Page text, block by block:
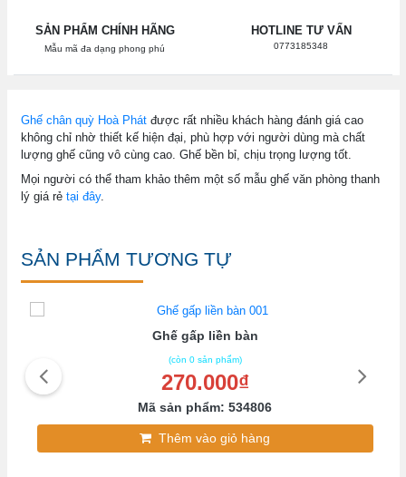
SẢN PHẨM CHÍNH HÃNG
Mẫu mã đa dạng phong phú
HOTLINE TƯ VẤN
0773185348
Ghế chân quỳ Hoà Phát được rất nhiều khách hàng đánh giá cao
không chỉ nhờ thiết kế hiện đại, phù hợp với người dùng mà chất
lượng ghế cũng vô cùng cao. Ghế bền bỉ, chịu trọng lượng tốt.
Mọi người có thể tham khảo thêm một số mẫu ghế văn phòng thanh
lý giá rẻ tại đây.
SẢN PHẨM TƯƠNG TỰ
Ghế gấp liền bàn
(còn 0 sản phẩm)
270.000₫
Mã sản phẩm: 534806
Thêm vào giỏ hàng